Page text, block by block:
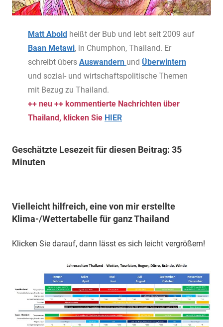
Matt Abold heißt der Bub und lebt seit 2009 auf
Baan Metawi, in Chumphon, Thailand. Er
schreibt übers Auswandern und Überwintern
und sozial- und wirtschaftspolitische Themen
mit Bezug zu Thailand.
++ neu ++ kommentierte Nachrichten über
Thailand, klicken Sie HIER
Geschätzte Lesezeit für diesen Beitrag: 35
Minuten
Vielleicht hilfreich, eine von mir erstellte
Klima-/Wettertabelle für ganz Thailand
Klicken Sie darauf, dann lässt es sich leicht vergrößern!